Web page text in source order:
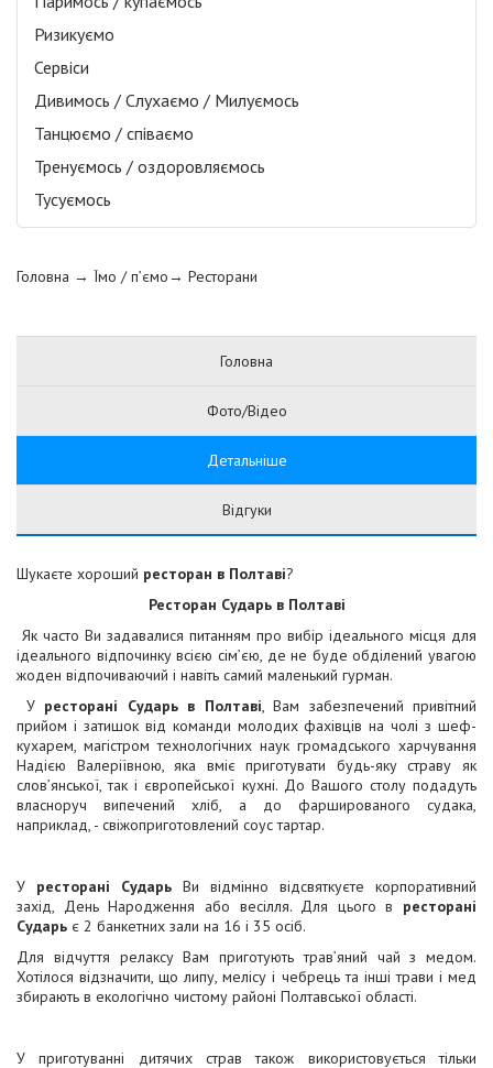
Ризикуємо
Сервіси
Дивимось / Слухаємо / Милуємось
Танцюємо / співаємо
Тренуємось / оздоровляємось
Тусуємось
Головна → Їмо / п’ємо→ Ресторани
Головна
Фото/Відео
Детальніше
Відгуки
Шукаєте хороший ресторан в Полтаві?
Ресторан Сударь в Полтаві
Як часто Ви задавалися питанням про вибір ідеального місця для
ідеального відпочинку всією сім’єю, де не буде обділений увагою
жоден відпочиваючий і навіть самий маленький гурман.
У ресторані Сударь в Полтаві , Вам забезпечений привітний
прийом і затишок від команди молодих фахівців на чолі з шеф-
кухарем, магістром технологічних наук громадського харчування
Надією Валеріївною, яка вміє приготувати будь-яку страву як
слов’янської, так і європейської кухні. До Вашого столу подадуть
власноруч випечений хліб, а до фаршированого судака,
наприклад, - свіжоприготовлений соус тартар.
У ресторані Сударь Ви відмінно відсвяткуєте корпоративний
захід, День Народження або весілля. Для цього в ресторані
Сударь є 2 банкетних зали на 16 і 35 осіб.
Для відчуття релаксу Вам приготують трав’яний чай з медом.
Хотілося відзначити, що липу, мелісу і чебрець та інші трави і мед
збирають в екологічно чистому районі Полтавської області.
У приготуванні дитячих страв також використовується тільки